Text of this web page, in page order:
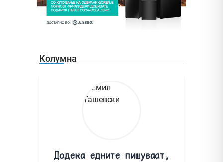
Колумна
Додека едните пишуваат,